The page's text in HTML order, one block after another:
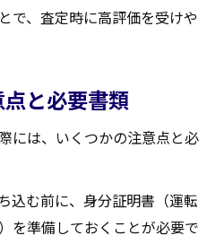
で、査定時に高評価を受けや
と必要書類
には、いくつかの注意点と必
込む前に、身分証明書（運転
を準備しておくことが必要で